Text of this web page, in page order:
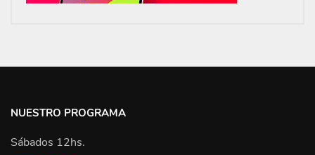
NUESTRO PROGRAMA
Sábados 12hs.